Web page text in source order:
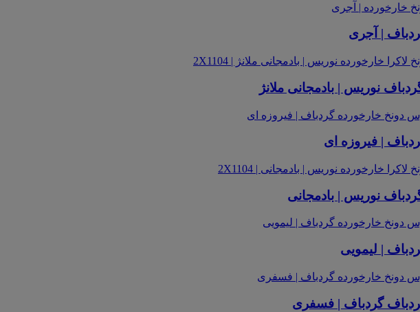
| آجری
نوریس | بادمجانی ملانژ
| فیروزه ای
نوریس | بادمجانی
| لیمویی
گردباف | فسفری